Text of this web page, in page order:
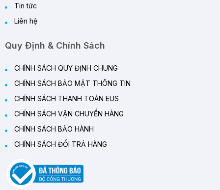
Tin tức
Liên hệ
Quy Định & Chính Sách
CHÍNH SÁCH QUY ĐỊNH CHUNG
CHÍNH SÁCH BẢO MẬT THÔNG TIN
CHÍNH SÁCH THANH TOÁN EUS
CHÍNH SÁCH VẬN CHUYỂN HÀNG
CHÍNH SÁCH BẢO HÀNH
CHÍNH SÁCH ĐỔI TRẢ HÀNG